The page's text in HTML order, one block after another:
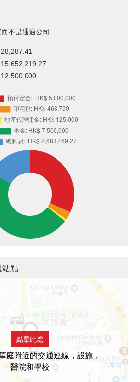
不是通過公司
15,652,219.27
12,500,000
站點
點擊此處
庭附近的交通連線，設施，
醫院和學校